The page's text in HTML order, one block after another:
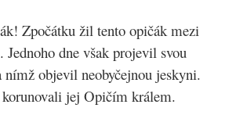
Zpočátku žil tento opičák mezi
dne však projevil svou
objevil neobyčejnou jeskyni.
jej Opičím králem.